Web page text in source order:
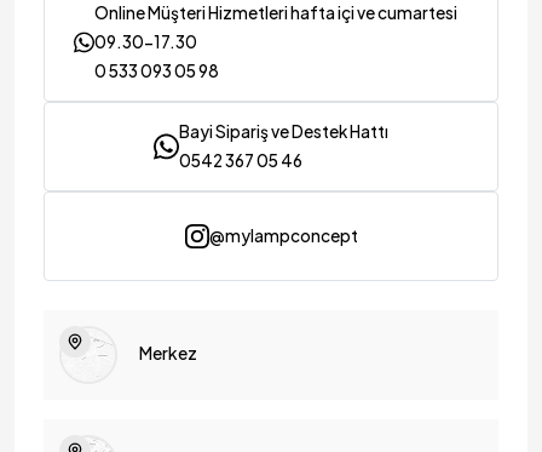
Online Müşteri Hizmetleri hafta içi ve cumartesi
09.30-17.30
0 533 093 05 98
Bayi Sipariş ve Destek Hattı
0542 367 05 46
@mylampconcept
Merkez